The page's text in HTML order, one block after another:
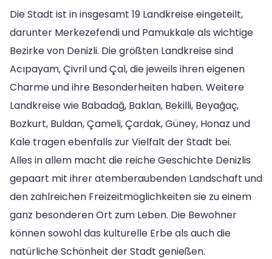
Die Stadt ist in insgesamt 19 Landkreise eingeteilt,
darunter Merkezefendi und Pamukkale als wichtige
Bezirke von Denizli. Die größten Landkreise sind
Acıpayam, Çivril und Çal, die jeweils ihren eigenen
Charme und ihre Besonderheiten haben. Weitere
Landkreise wie Babadağ, Baklan, Bekilli, Beyağaç,
Bozkurt, Buldan, Çameli, Çardak, Güney, Honaz und
Kale tragen ebenfalls zur Vielfalt der Stadt bei.
Alles in allem macht die reiche Geschichte Denizlis
gepaart mit ihrer atemberaubenden Landschaft und
den zahlreichen Freizeitmöglichkeiten sie zu einem
ganz besonderen Ort zum Leben. Die Bewohner
können sowohl das kulturelle Erbe als auch die
natürliche Schönheit der Stadt genießen.